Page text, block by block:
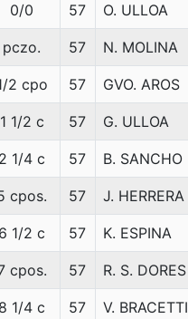
0/0 57 O. ULLOA
pczo. 57 N. MOLINA
2 cpo 57 GVO. AROS
1 1/2 c 57 G. ULLOA
2 1/4 c 57 B. SANCHO
cpos. 57 J. HERRERA
6 1/2 c 57 K. ESPINA
cpos. 57 R. S. DORES
8 1/4 c 57 V. BRACETTI